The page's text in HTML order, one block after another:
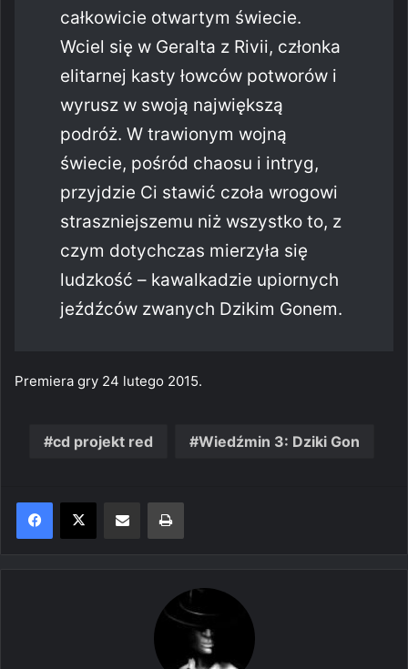
całkowicie otwartym świecie.
Wciel się w Geralta z Rivii, członka
elitarnej kasty łowców potworów i
wyrusz w swoją największą
podróż. W trawionym wojną
świecie, pośród chaosu i intryg,
przyjdzie Ci stawić czoła wrogowi
straszniejszemu niż wszystko to, z
czym dotychczas mierzyła się
ludzkość – kawalkadzie upiornych
jeźdźców zwanych Dzikim Gonem.
Premiera gry 24 lutego 2015.
cd projekt red Wiedźmin 3: Dziki Gon